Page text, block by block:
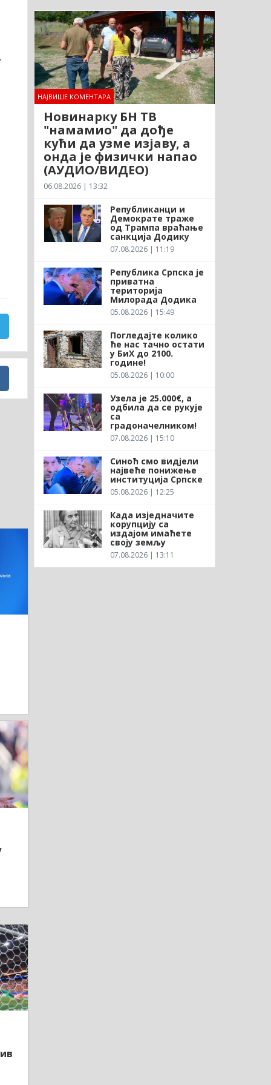
НАЈВИШЕ КОМЕНТАРА
Новинарку БН ТВ
"намамио" да дође
кући да узме изјаву, а
онда је физички напао
(АУДИО/ВИДЕО)
06.08.2026 | 13:32
Републиканци и
Демократе траже
од Трампа враћање
санкција Додику
07.08.2026 | 11:19
Република Српска је
приватна
територија
Милорада Додика
05.08.2026 | 15:49
Погледајте колико
ће нас тачно остати
у БиХ до 2100.
године!
05.08.2026 | 10:00
Узела је 25.000€, а
одбила да се рукује
са
градоначелником!
07.08.2026 | 15:10
Синоћ смо видјели
највеће понижење
институција Српске
05.08.2026 | 12:25
Када изједначите
корупцију са
издајом имаћете
своју земљу
07.08.2026 | 13:11